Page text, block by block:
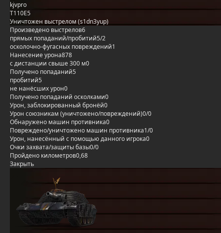
kjvpro
T110E5
Уничтожен выстрелом (s1dn3yup)
Произведено выстрелов6
прямых попаданий/пробитий5/2
осколочно-фугасных повреждений1
Нанесение урона878
с дистанции свыше 300 м0
Получено попаданий5
пробитий5
не нанёсших урон0
Получено попаданий осколками0
Урон, заблокированный бронёй0
Урон союзникам (уничтожено/повреждений)0/0
Обнаружено машин противника0
Повреждено/уничтожено машин противника1/0
Урон, нанесённый с помощью данного игрока0
Очки захвата/защиты базы0/0
Пройдено километров0,68
Закрыть